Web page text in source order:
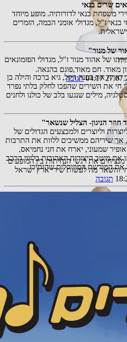
משפחת בנאי לדורותיה. מופע מיוחד
יוסי בנאי ז"ל, מגדולי אומני הבמה, הזמרים
של אהוד מנור ז"ל, מגדולי הפזמונאים
יארח את דפנה דקל, גיא ברכה והילה בן
חי את השירים שהפכו לחלק בלתי נפרד
מילים שנגעו בלב של כולנו ולחנים
וליוצרים ולמבצעים הגדולים של
אך שיריהם ממשיכים ללוות את התרבות
שמעוני, יארח את חני נחמיאס,
את מיטב היצירות האהובות בליווי הרכב
את המורשת המוזיקלית שהותירו
מאוד. חם מאוד,פוגם בהנאה.
27.07.26
תגובה
את רגשי הנחיתות בין המופעים
והשאר מה לעשות שירי ארץ ישראל
תגובה